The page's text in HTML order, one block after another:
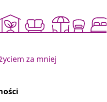
za mniej